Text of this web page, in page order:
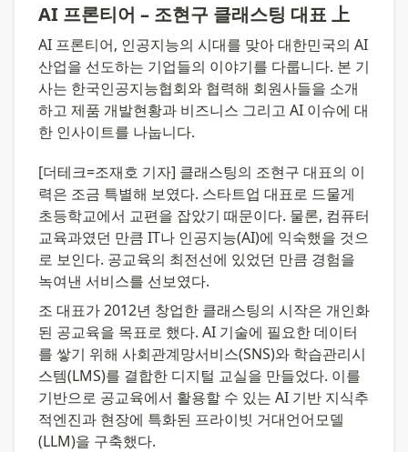
AI 프론티어 – 조현구 클래스팅 대표 上
AI 프론티어, 인공지능의 시대를 맞아 대한민국의 AI
산업을 선도하는 기업들의 이야기를 다룹니다. 본 기
사는 한국인공지능협회와 협력해 회원사들을 소개
하고 제품 개발현황과 비즈니스 그리고 AI 이슈에 대
한 인사이트를 나눕니다.
[더테크=조재호 기자] 클래스팅의 조현구 대표의 이
력은 조금 특별해 보였다. 스타트업 대표로 드물게
초등학교에서 교편을 잡았기 때문이다. 물론, 컴퓨터
교육과였던 만큼 IT나 인공지능(AI)에 익숙했을 것으
로 보인다. 공교육의 최전선에 있었던 만큼 경험을
녹여낸 서비스를 선보였다.
조 대표가 2012년 창업한 클래스팅의 시작은 개인화
된 공교육을 목표로 했다. AI 기술에 필요한 데이터
를 쌓기 위해 사회관계망서비스(SNS)와 학습관리시
스템(LMS)를 결합한 디지털 교실을 만들었다. 이를
기반으로 공교육에서 활용할 수 있는 AI 기반 지식추
적엔진과 현장에 특화된 프라이빗 거대언어모델
(LLM)을 구축했다.